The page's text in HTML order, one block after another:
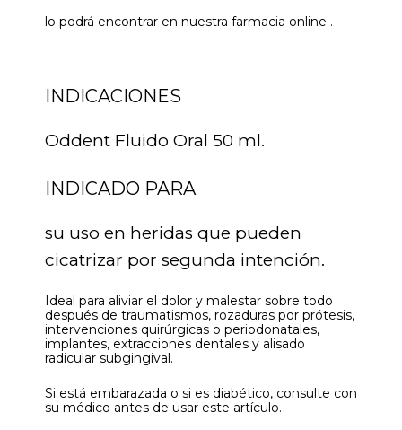
lo podrá encontrar en nuestra farmacia online .
INDICACIONES
Oddent Fluido Oral 50 ml.
INDICADO PARA
su uso en heridas que pueden
cicatrizar por segunda intención.
Ideal para aliviar el dolor y malestar sobre todo
después de traumatismos, rozaduras por prótesis,
intervenciones quirúrgicas o periodonatales,
implantes, extracciones dentales y alisado
radicular subgingival.
Si está embarazada o si es diabético, consulte con
su médico antes de usar este artículo.